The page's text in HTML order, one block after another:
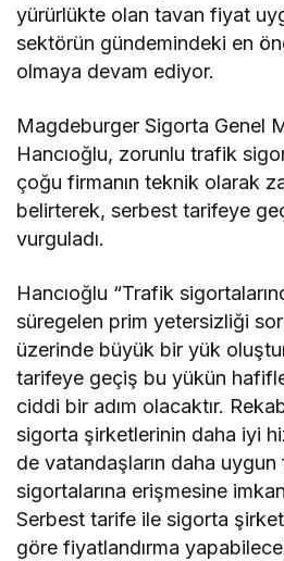
yürürlükte olan tavan fiyat
sektörün gündemindeki en
olmaya devam ediyor.
Magdeburger Sigorta Genel
Hancıoğlu, zorunlu trafik
çoğu firmanın teknik olarak
belirterek, serbest tarifeye
vurguladı.
Hancıoğlu “Trafik
süregelen prim yetersizliği
üzerinde büyük bir yük
tarifeye geçiş bu yükün
ciddi bir adım olacaktır.
sigorta şirketlerinin daha iyi
de vatandaşların daha uygun
sigortalarına erişmesine
Serbest tarife ile sigorta
göre fiyatlandırma